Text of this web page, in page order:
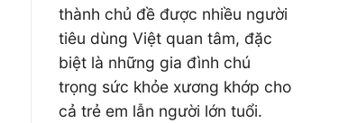
thành chủ đề được nhiều người
tiêu dùng Việt quan tâm, đặc
biệt là những gia đình chú
trọng sức khỏe xương khớp cho
cả trẻ em lẫn người lớn tuổi.